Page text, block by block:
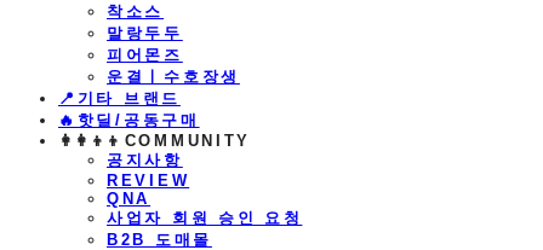
착소스
말랑두두
피어몬즈
운결ㅣ수호장생
📍기타 브랜드
🔥핫딜/공동구매
👩‍👩‍👦‍👦COMMUNITY
공지사항
REVIEW
QNA
사업자 회원 승인 요청
B2B 도매몰